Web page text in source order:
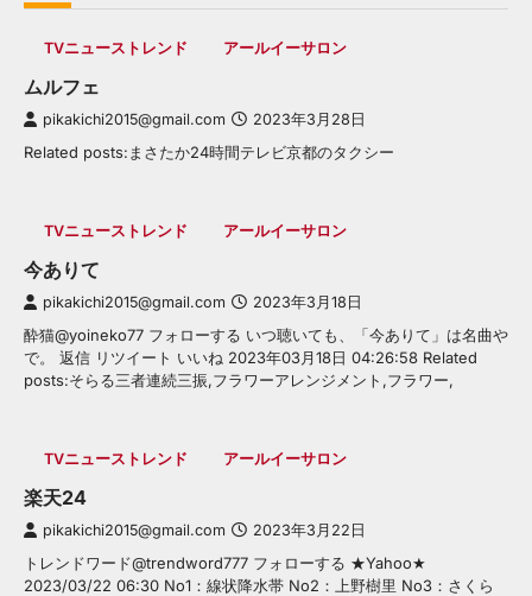
TVニューストレンド アールイーサロン
ムルフェ
pikakichi2015@gmail.com 2023年3月28日
Related posts:まさたか24時間テレビ京都のタクシー
TVニューストレンド アールイーサロン
今ありて
pikakichi2015@gmail.com 2023年3月18日
酔猫@yoineko77 フォローする いつ聴いても、「今ありて」は名曲や
で。 返信 リツイート いいね 2023年03月18日 04:26:58 Related
posts:そらる三者連続三振,フラワーアレンジメント,フラワー,
TVニューストレンド アールイーサロン
楽天24
pikakichi2015@gmail.com 2023年3月22日
トレンドワード@trendword777 フォローする ★Yahoo★
2023/03/22 06:30 No1：線状降水帯 No2：上野樹里 No3：さくら